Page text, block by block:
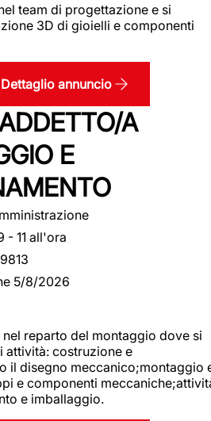
team di progettazione e si
3D di gioielli e componenti
Dettaglio annuncio
A
E
- 11 all'ora
5/8/2026
reparto del montaggio dove si
attività: costruzione e
il disegno meccanico;montaggio
e componenti
e imballaggio.